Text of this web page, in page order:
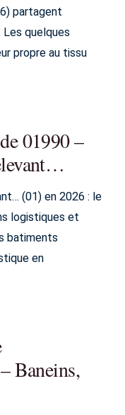
partagent
quelques
propre au tissu
01990 –
(01) en 2026 : le
logistiques et
batiments
en
Baneins,